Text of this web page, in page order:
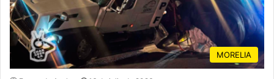
MORELIA